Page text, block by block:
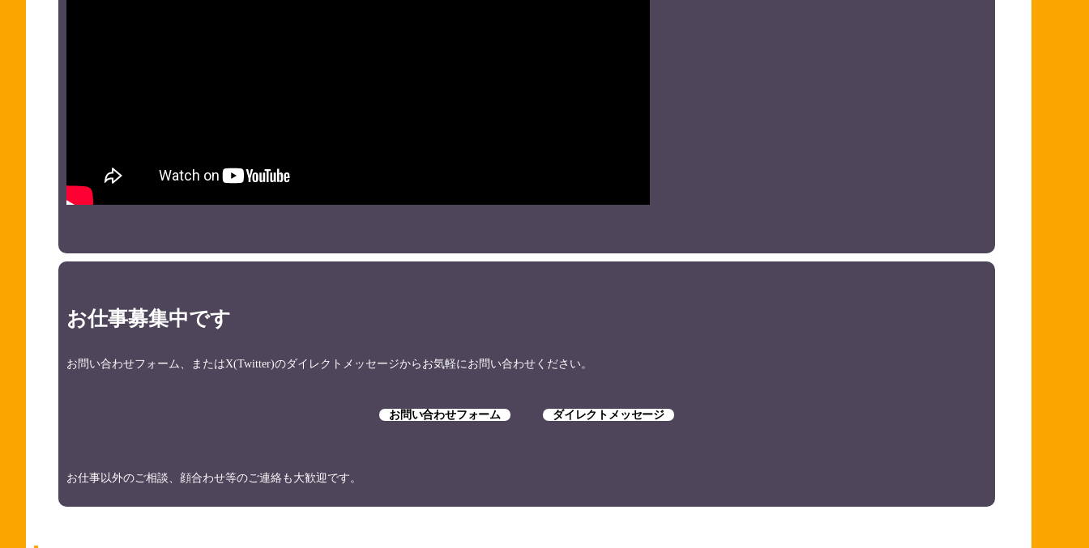
お仕事募集中です
お問い合わせフォーム、またはX(Twitter)のダイレクトメッセージからお気軽にお問い合わせください。
お問い合わせフォーム ダイレクトメッセージ
お仕事以外のご相談、顔合わせ等のご連絡も大歓迎です。